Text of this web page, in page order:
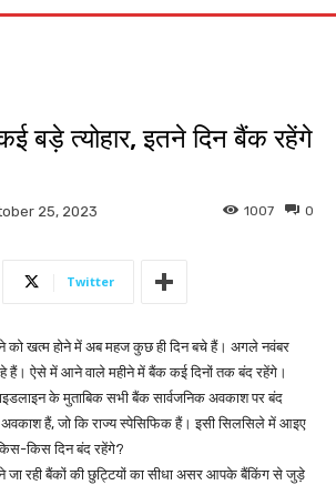
बड़े त्योहार, इतने दिन बैंक रहेंगे
25, 2023 0
1007
Twitter
को खत्म होने में अब महज कुछ ही दिन बचे हैं। अगले नवंबर
हैं। ऐसे में आने वाले महीने में बैंक कई दिनों तक बंद रहेंगे।
के मुताबिक सभी बैंक सार्वजनिक अवकाश पर बंद
अवकाश हैं, जो कि राज्य स्पेसिफिक हैं। इसी सिलसिले में आइए
किस दिन बंद रहेंगे?
जा रही बैंकों की छुट्टियों का सीधा असर आपके बैंकिंग से जुड़े